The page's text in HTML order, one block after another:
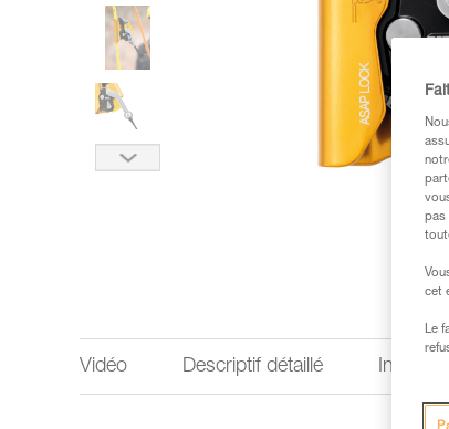
Vidéo Descriptif détaillé
pas
cet
Le